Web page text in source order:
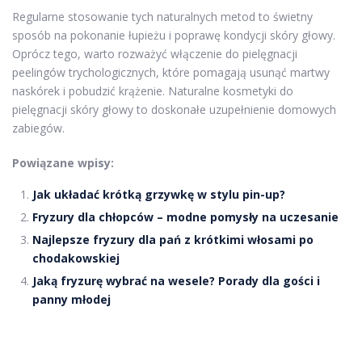
Regularne stosowanie tych naturalnych metod to świetny
sposób na pokonanie łupieżu i poprawę kondycji skóry głowy.
Oprócz tego, warto rozważyć włączenie do pielęgnacji
peelingów trychologicznych, które pomagają usunąć martwy
naskórek i pobudzić krążenie. Naturalne kosmetyki do
pielęgnacji skóry głowy to doskonałe uzupełnienie domowych
zabiegów.
Powiązane wpisy:
Jak układać krótką grzywkę w stylu pin-up?
Fryzury dla chłopców – modne pomysły na uczesanie
Najlepsze fryzury dla pań z krótkimi włosami po
chodakowskiej
Jaką fryzurę wybrać na wesele? Porady dla gości i
panny młodej